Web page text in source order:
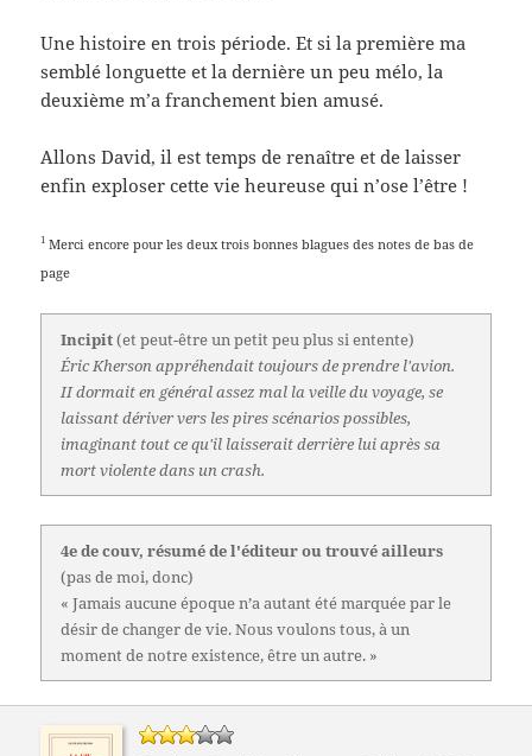
Une histoire en trois période. Et si la première ma
semblé longuette et la dernière un peu mélo, la
deuxième m’a franchement bien amusé.
Allons David, il est temps de renaître et de laisser
enfin exploser cette vie heureuse qui n’ose l’être !
1 Merci encore pour les deux trois bonnes blagues des notes de bas de
page
Incipit(et peut-être un petit peu plus si entente)
Éric Kherson appréhendait toujours de prendre l'avion.
II dormait en général assez mal la veille du voyage, se
laissant dériver vers les pires scénarios possibles,
imaginant tout ce qu'il laisserait derrière lui après sa
mort violente dans un crash.
4e de couv, résumé de l'éditeur ou trouvé ailleurs
(pas de moi, donc)
« Jamais aucune époque n’a autant été marquée par le
désir de changer de vie. Nous voulons tous, à un
moment de notre existence, être un autre. »